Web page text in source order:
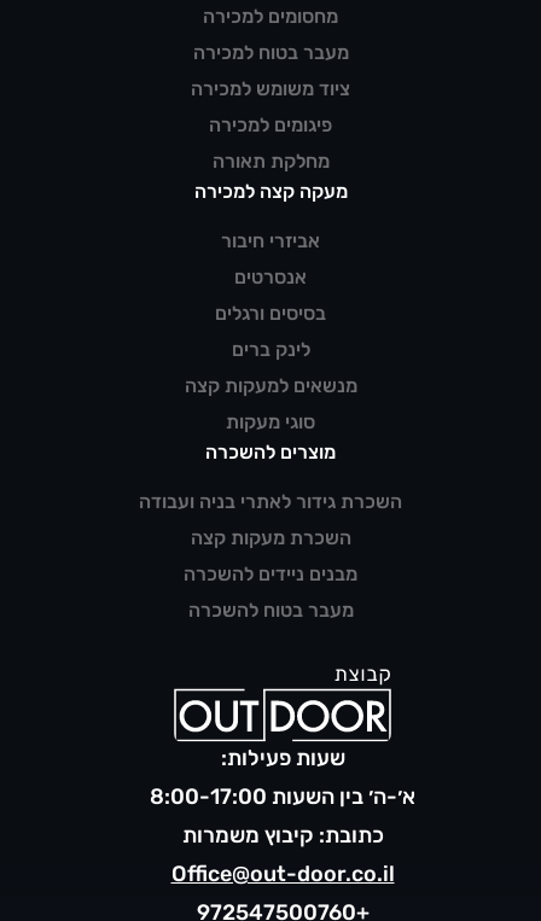
שעות פעילות:
א׳-ה׳ בין השעות 8:00-17:00
כתובת: קיבוץ משמרות
Office@out-door.co.il
+972547500760
מחסומים למכירה
מעבר בטוח למכירה
ציוד משומש למכירה
פיגומים למכירה
מחלקת תאורה
מעקה קצה למכירה
אביזרי חיבור
אנסרטים
בסיסים ורגלים
לינק ברים
מנשאים למעקות קצה
סוגי מעקות
מוצרים להשכרה
השכרת גידור לאתרי בניה ועבודה
השכרת מעקות קצה
מבנים ניידים להשכרה
מעבר בטוח להשכרה